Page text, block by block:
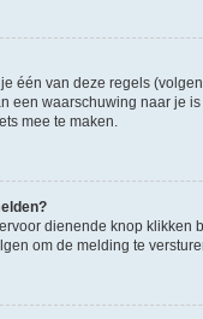
één van deze regels
een waarschuwing naar je
mee te maken.
dienende knop klikken
om de melding te